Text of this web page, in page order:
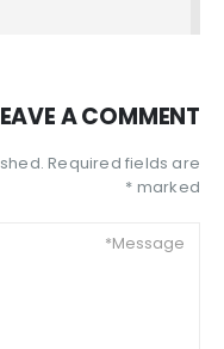
A COMMENT
Required fields are
marked *